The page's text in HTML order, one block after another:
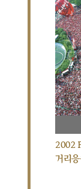
2002
거리